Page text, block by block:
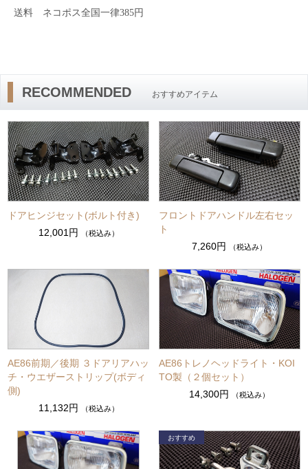
送料 ネコポス全国一律385円
RECOMMENDED おすすめアイテム
ドアヒンジセット(ボルト付き)
12,001円
（税込み）
フロントドアハンドル左右セッ
ト
7,260円
（税込み）
AE86前期／後期 ３ドアリアハッ
チ・ウエザーストリップ(ボディ
側)
11,132円
（税込み）
AE86トレノヘッドライト・KOI
TO製（２個セット）
14,300円
（税込み）